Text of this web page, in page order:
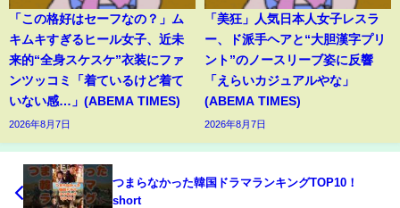
「この格好はセーフなの？」ム
キムキすぎるヒール女子、近未
来的“全身スケスケ”衣装にファ
ンツッコミ「着ているけど着て
いない感…」(ABEMA TIMES)
2026年8月7日
「美狂」人気日本人女子レスラ
ー、ド派手ヘアと“大胆漢字プリ
ント”のノースリーブ姿に反響
「えらいカジュアルやな」
(ABEMA TIMES)
2026年8月7日
つまらなかった韓国ドラマランキングTOP10！
short